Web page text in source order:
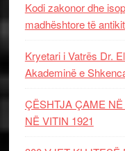
Kodi zakonor dhe
madhështore të
Kryetari i Vatrës Dr.
Akademinë e
ÇËSHTJA ÇAME
NË VITIN 1921